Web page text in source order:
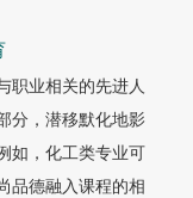
职业相关的先进人
分，潜移默化地影
如，化工类专业可
品德融入课程的相